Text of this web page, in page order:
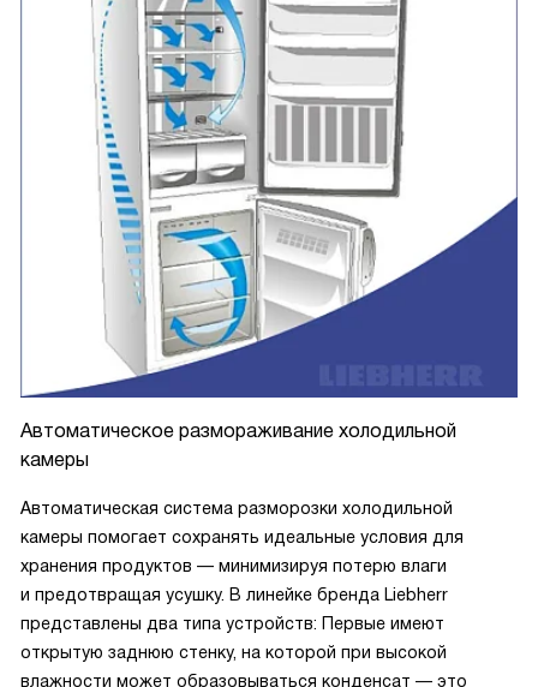
Автоматическое размораживание холодильной
камеры
Автоматическая система разморозки холодильной
камеры помогает сохранять идеальные условия для
хранения продуктов — минимизируя потерю влаги
и предотвращая усушку. В линейке бренда Liebherr
представлены два типа устройств: Первые имеют
открытую заднюю стенку, на которой при высокой
влажности может образовываться конденсат — это